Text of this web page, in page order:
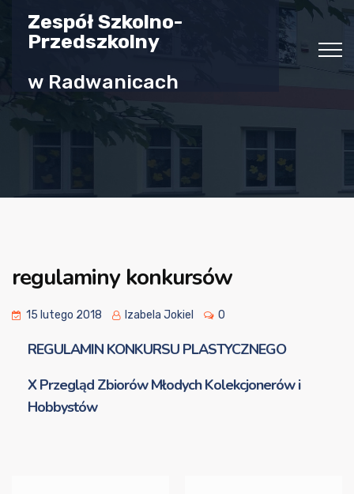
Zespół Szkolno-
Przedszkolny
w Radwanicach
regulaminy konkursów
15 lutego 2018 Izabela Jokiel 0
REGULAMIN KONKURSU PLASTYCZNEGO
X Przegląd Zbiorów Młodych Kolekcjonerów i
Hobbystów